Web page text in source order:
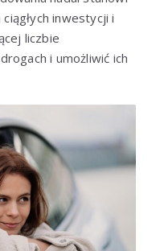
inwestycji i
liczbie
i umożliwić ich